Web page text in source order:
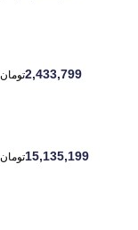
2,433,799تومان
15,135,199تومان